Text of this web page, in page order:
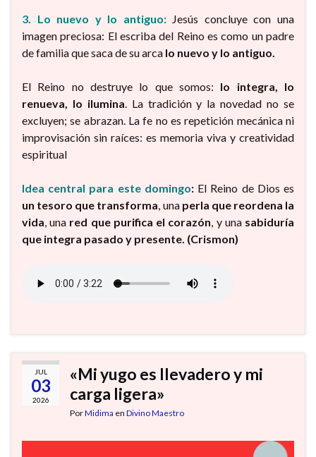
3. Lo nuevo y lo antiguo: Jesús concluye con una
imagen preciosa: El escriba del Reino es como un padre
de familia que saca de su arca lo nuevo y lo antiguo.
El Reino no destruye lo que somos: lo integra, lo
renueva, lo ilumina. La tradición y la novedad no se
excluyen; se abrazan. La fe no es repetición mecánica ni
improvisación sin raíces: es memoria viva y creatividad
espiritual
Idea central para este domingo: El Reino de Dios es
un tesoro que transforma, una perla que reordena la
vida, una red que purifica el corazón, y una sabiduría
que integra pasado y presente. (Crismon)
JUL
03
2026
«Mi yugo es llevadero y mi
carga ligera»
PorMidima en Divino Maestro